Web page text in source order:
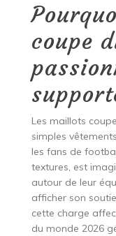
coupe
Les maillots
simples
les fans de
textures, est
autour de leur
afficher son
cette charge
du monde 2026